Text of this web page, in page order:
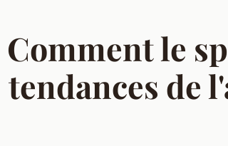
Comment le
tendances de